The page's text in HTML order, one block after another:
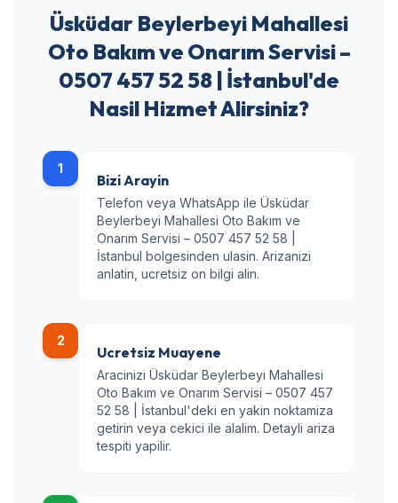
Üsküdar Beylerbeyi Mahallesi
Oto Bakım ve Onarım Servisi –
0507 457 52 58 | İstanbul'de
Nasil Hizmet Alirsiniz?
1
Bizi Arayin
Telefon veya WhatsApp ile Üsküdar
Beylerbeyi Mahallesi Oto Bakım ve
Onarım Servisi – 0507 457 52 58 |
İstanbul bolgesinden ulasin. Arizanizi
anlatin, ucretsiz on bilgi alin.
2
Ucretsiz Muayene
Aracinizi Üsküdar Beylerbeyi Mahallesi
Oto Bakım ve Onarım Servisi – 0507 457
52 58 | İstanbul'deki en yakin noktamiza
getirin veya cekici ile alalim. Detayli ariza
tespiti yapilir.